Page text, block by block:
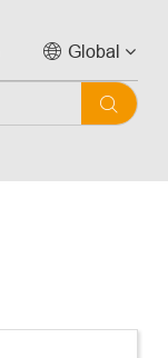
 Global
